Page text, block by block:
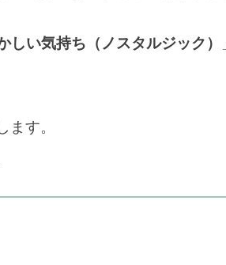
しい気持ち（ノスタルジック）
す。